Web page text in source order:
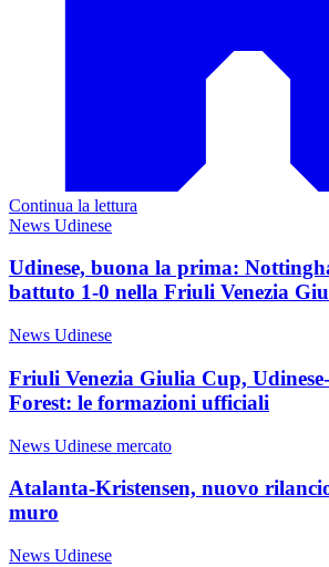
Continua la lettura
News Udinese
Udinese, buona la prima:
battuto 1-0 nella Friuli Venezia
News Udinese
Friuli Venezia Giulia Cup,
Forest: le formazioni ufficiali
News Udinese mercato
Atalanta-Kristensen, nuovo
muro
News Udinese